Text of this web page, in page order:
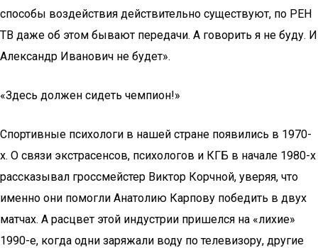
способы воздействия действительно существуют, по РЕН
ТВ даже об этом бывают передачи. А говорить я не буду. И
Александр Иванович не будет».
«Здесь должен сидеть чемпион!»
Спортивные психологи в нашей стране появились в 1970-
х. О связи экстрасенсов, психологов и КГБ в начале 1980-х
рассказывал гроссмейстер Виктор Корчной, уверяя, что
именно они помогли Анатолию Карпову победить в двух
матчах. А расцвет этой индустрии пришелся на «лихие»
1990-е, когда одни заряжали воду по телевизору, другие